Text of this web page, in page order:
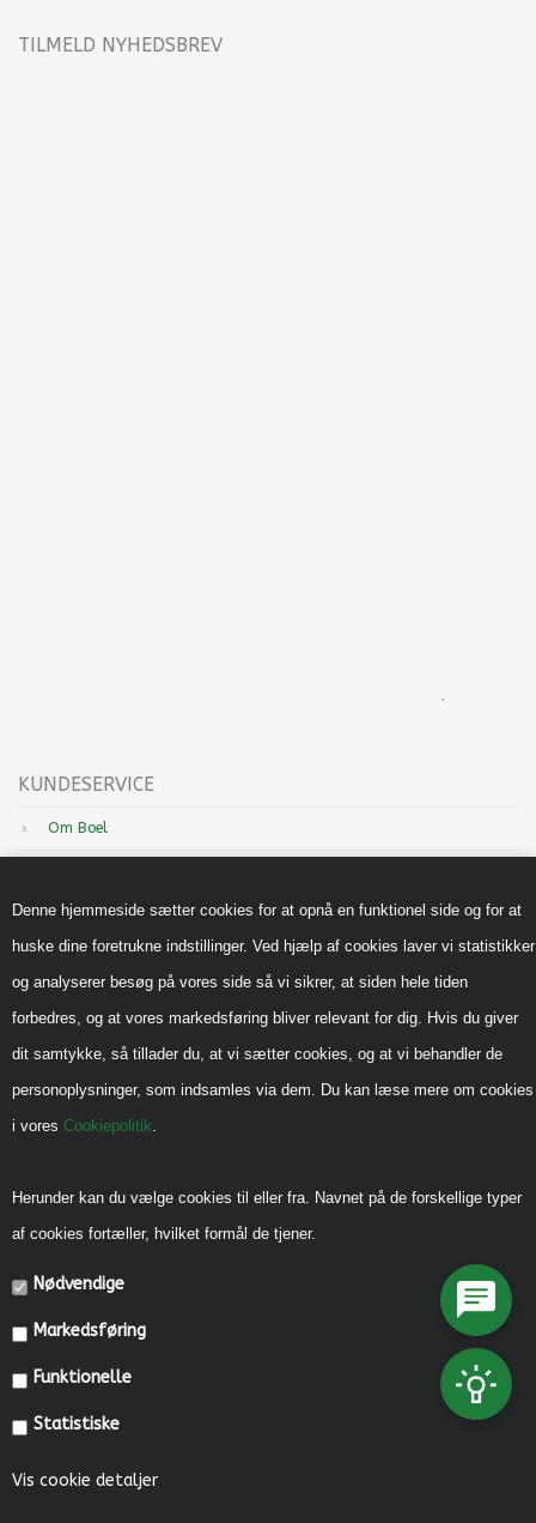
Denne hjemmeside sætter cookies for at opnå en funktionel side og for at
huske dine foretrukne indstillinger. Ved hjælp af cookies laver vi statistikker
og analyserer besøg på vores side så vi sikrer, at siden hele tiden
forbedres, og at vores markedsføring bliver relevant for dig. Hvis du giver
dit samtykke, så tillader du, at vi sætter cookies, og at vi behandler de
personoplysninger, som indsamles via dem. Du kan læse mere om cookies
i vores Cookiepolitik.
Herunder kan du vælge cookies til eller fra. Navnet på de forskellige typer
af cookies fortæller, hvilket formål de tjener.
Nødvendige
Markedsføring
Funktionelle
Statistiske
Vis cookie detaljer
TILMELD NYHEDSBREV
.
KUNDESERVICE
Om Boel
Inspiration
Sådan handler du hos os
Cookiepolitik
Privatlivspolitik
Reklamebeskyttet (CVR)
Fonde og Puljer
Referencer
Kataloger
Kontakt os